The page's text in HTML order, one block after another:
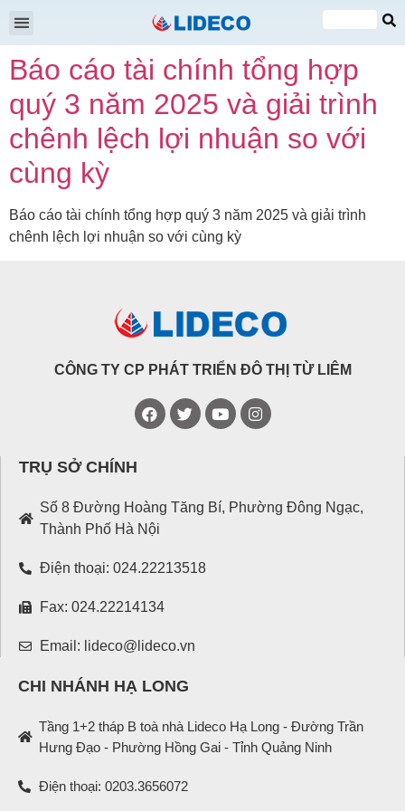
VI
EN
Báo cáo tài chính tổng hợp
quý 3 năm 2025 và giải trình
chênh lệch lợi nhuận so với
cùng kỳ
Báo cáo tài chính tổng hợp quý 3 năm 2025 và giải trình
chênh lệch lợi nhuận so với cùng kỳ
CÔNG TY CP PHÁT TRIỂN ĐÔ THỊ TỪ LIÊM
TRỤ SỞ CHÍNH
Số 8 Đường Hoàng Tăng Bí, Phường Đông Ngạc,
Thành Phố Hà Nội
Điện thoại: 024.22213518
Fax: 024.22214134
Email: lideco@lideco.vn
CHI NHÁNH HẠ LONG
Tầng 1+2 tháp B toà nhà Lideco Hạ Long - Đường Trần
Hưng Đạo - Phường Hồng Gai - Tỉnh Quảng Ninh
Điện thoại: 0203.3656072